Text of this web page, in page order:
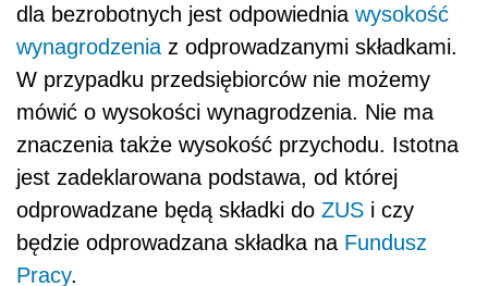
dla bezrobotnych jest odpowiednia wysokość
wynagrodzenia z odprowadzanymi składkami.
W przypadku przedsiębiorców nie możemy
mówić o wysokości wynagrodzenia. Nie ma
znaczenia także wysokość przychodu. Istotna
jest zadeklarowana podstawa, od której
odprowadzane będą składki do ZUS i czy
będzie odprowadzana składka na Fundusz
Pracy.